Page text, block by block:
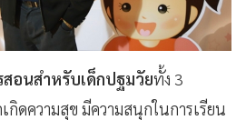
สอนสำหรับเด็กปฐมวัยทั้ง 3
กิดความสุข มีความสนุกในการเรียน